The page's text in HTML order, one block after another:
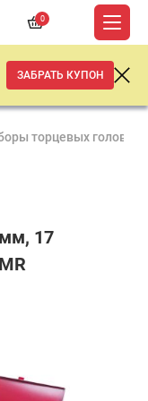
0
ЗАБРАТЬ КУПОН
торцевых головок
17